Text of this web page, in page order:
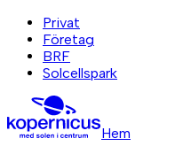
Privat
Företag
BRF
Solcellspark
Hem